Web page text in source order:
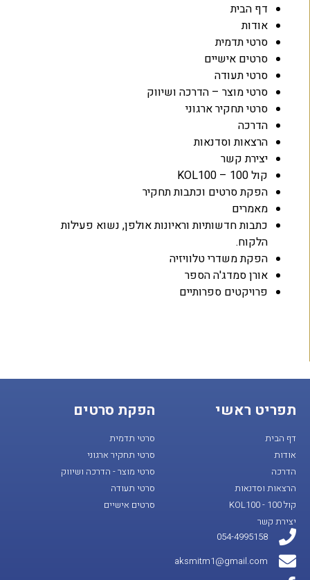
דף הבית
אודות
סרטי תדמית
סרטים אישיים
סרטי תעודה
סרטי מוצר – הדרכה ושיווק
סרטי תחקיר ארגוני
הדרכה
הרצאות וסדנאות
יצירת קשר
קול 100 – KOL100
הפקת סרטים וכתבות תחקיר
מאמרים
כתבות חדשותיות וראיונות אולפן, נשוא פעילות
הלקוח.
הפקת משדרי טלוויזיה
אורן סמדג'ה הספר
פרויקטים ספרותיים
תפריט ראשי
דף הבית
אודות
הדרכה
הרצאות וסדנאות
קול 100 - KOL100
יצירת קשר
הפקת סרטים
סרטי תדמית
סרטי תחקיר ארגוני
סרטי מוצר - הדרכה ושיווק
סרטי תעודה
סרטים אישיים
054-4995158
aksmitm1@gmail.com